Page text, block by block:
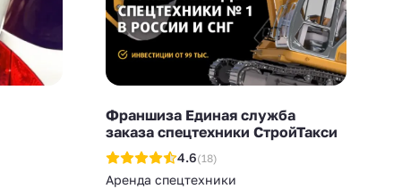
Франшиза Единая служба
заказа спецтехники СтройТакси
4.6(18)
Аренда спецтехники